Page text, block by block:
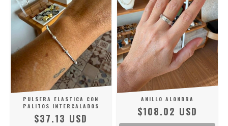
PULSERA ELASTICA CON
PALITOS INTERCALADOS
$37.13 USD
ANILLO ALONDRA
$108.02 USD